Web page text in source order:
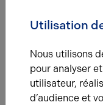
23.10.2025
Chez Arthur Loyd
vente d’un immeuble
attentes du marché.
Utilisation
Nous utilisons
pour analyser
utilisateur,
d’audience et